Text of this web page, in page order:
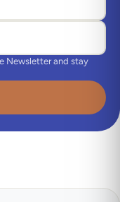
Newsletter and stay